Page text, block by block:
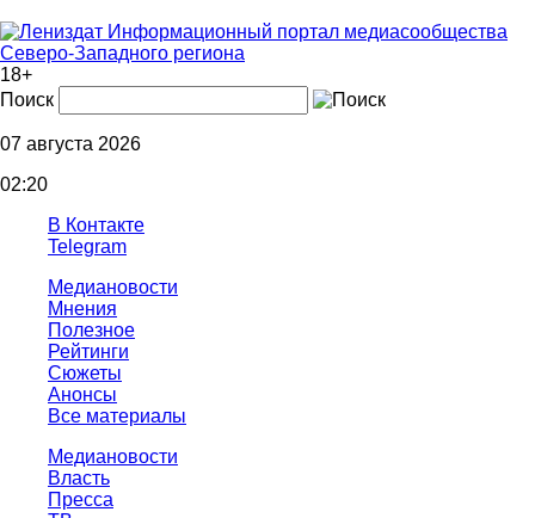
Информационный портал медиасообщества
Северо-Западного региона
18+
Поиск
07 августа 2026
02:20
В Контакте
Telegram
Медиановости
Мнения
Полезное
Рейтинги
Сюжеты
Анонсы
Все материалы
Медиановости
Власть
Пресса